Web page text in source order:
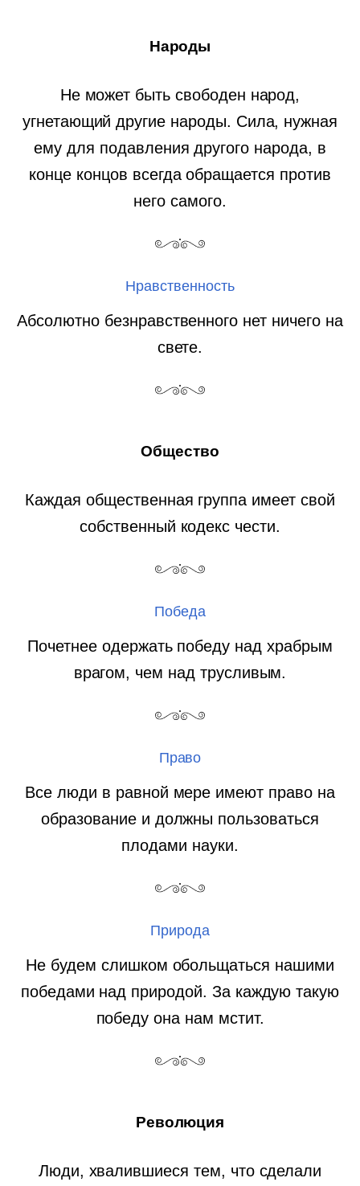
Народы
Не может быть свободен народ,
угнетающий другие народы. Сила, нужная
ему для подавления другого народа, в
конце концов всегда обращается против
него самого.
Нравственность
Абсолютно безнравственного нет ничего на
свете.
Общество
Каждая общественная группа имеет свой
собственный кодекс чести.
Победа
Почетнее одержать победу над храбрым
врагом, чем над трусливым.
Право
Все люди в равной мере имеют право на
образование и должны пользоваться
плодами науки.
Природа
Не будем слишком обольщаться нашими
победами над природой. За каждую такую
победу она нам мстит.
Революция
Люди, хвалившиеся тем, что сделали